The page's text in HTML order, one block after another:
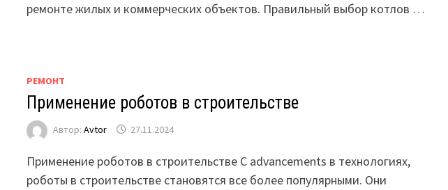
ремонте жилых и коммерческих объектов. Правильный выбор котлов …
РЕМОНТ
Применение роботов в строительстве
Автор:Avtor 27.11.2024
Применение роботов в строительстве С advancements в технологиях,
роботы в строительстве становятся все более популярными. Они